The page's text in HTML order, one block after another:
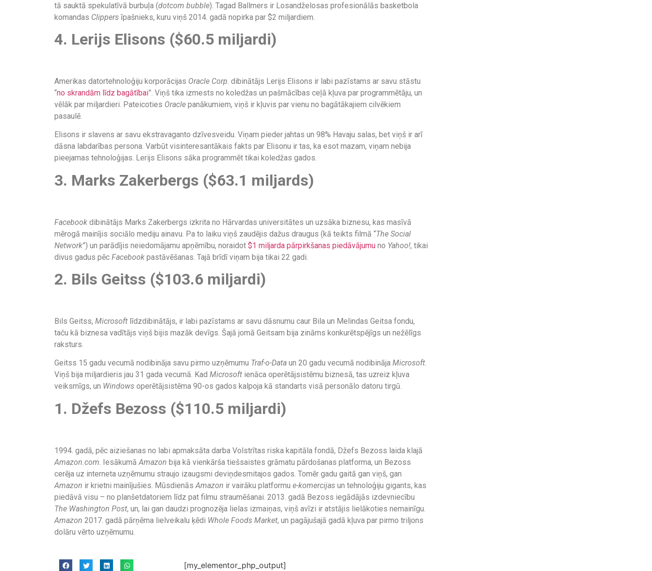
tā sauktā spekulatīvā burbuļa (dotcom bubble). Tagad Ballmers ir Losandželosas profesionālās basketbola
komandas Clippersīpašnieks, kuru viņš 2014. gadā nopirka par $2 miljardiem.
4. Lerijs Elisons ($60.5 miljardi)
Amerikas datortehnoloģiju korporācijas Oracle Corp. dibinātājs Lerijs Elisons ir labi pazīstams ar savu stāstu
“no skrandām līdz bagātībai”. Viņš tika izmests no koledžas un pašmācības ceļā kļuva par programmētāju, un
vēlāk par miljardieri. Pateicoties Oracle panākumiem, viņš ir kļuvis par vienu no bagātākajiem cilvēkiem
pasaulē.
Elisons ir slavens ar savu ekstravaganto dzīvesveidu. Viņam pieder jahtas un 98% Havaju salas, bet viņš ir arī
dāsna labdarības persona. Varbūt visinteresantākais fakts par Elisonu ir tas, ka esot mazam, viņam nebija
pieejamas tehnoloģijas. Lerijs Elisons sāka programmēt tikai koledžas gados.
3. Marks Zakerbergs ($63.1 miljards)
Facebook dibinātājs Marks Zakerbergs izkrita no Hārvardas universitātes un uzsāka biznesu, kas masīvā
mērogā mainījis sociālo mediju ainavu. Pa to laiku viņš zaudējis dažus draugus (kā teikts filmā “The Social
Network”) un parādījis neiedomājamu apņēmību, noraidot $1 miljarda pārpirkšanas piedāvājumu no Yahoo!, tikai
divus gadus pēc Facebook pastāvēšanas. Tajā brīdī viņam bija tikai 22 gadi.
2. Bils Geitss ($103.6 miljardi)
Bils Geitss, Microsoft līdzdibinātājs, ir labi pazīstams ar savu dāsnumu caur Bila un Melindas Geitsa fondu,
taču kā biznesa vadītājs viņš bijis mazāk devīgs. Šajā jomā Geitsam bija zināms konkurētspējīgs un nežēlīgs
raksturs.
Geitss 15 gadu vecumā nodibināja savu pirmo uzņēmumu Traf-o-Data un 20 gadu vecumā nodibināja Microsoft.
Viņš bija miljardieris jau 31 gada vecumā. Kad Microsoft ienāca operētājsistēmu biznesā, tas uzreiz kļuva
veiksmīgs, un Windows operētājsistēma 90-os gados kalpoja kā standarts visā personālo datoru tirgū.
1. Džefs Bezoss ($110.5 miljardi)
1994. gadā, pēc aiziešanas no labi apmaksāta darba Volstrītas riska kapitāla fondā, Džefs Bezoss laida klajā
Amazon.com. Iesākumā Amazon bija kā vienkārša tiešsaistes grāmatu pārdošanas platforma, un Bezoss
cerēja uz interneta uzņēmumu straujo izaugsmi deviņdesmitajos gados. Tomēr gadu gaitā gan viņš, gan
Amazon ir krietni mainījušies. MūsdienāsAmazon ir vairāku platformu e-komercijas un tehnoloģiju gigants, kas
piedāvā visu – no planšetdatoriem līdz pat filmu straumēšanai. 2013. gadā Bezoss iegādājās izdevniecību
The Washington Post, un, lai gan daudzi prognozēja lielas izmaiņas, viņš avīzi ir atstājis lielākoties nemainīgu.
Amazon 2017. gadā pārņēma lielveikalu ķēdi Whole Foods Market, un pagājušajā gadā kļuva par pirmo triljons
dolāru vērto uzņēmumu.
[my_elementor_php_output]